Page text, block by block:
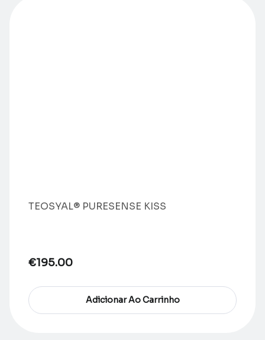
TEOSYAL® PURESENSE KISS
€195.00
Adicionar Ao Carrinho